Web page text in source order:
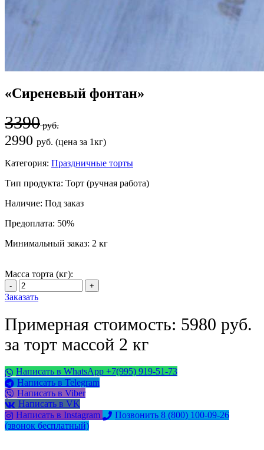
«Сиреневый фонтан»
3390руб.
2990 руб. (цена за 1кг)
Категория: Праздничные торты
Тип продукта: Торт (ручная работа)
Наличие: Под заказ
Предоплата: 50%
Минимальный заказ: 2 кг
Масса торта (кг):
Заказать
Примерная стоимость: 5980 руб.
за торт массой 2 кг
Написать в WhatsApp +7(995) 919-51-73
Написать в Telegram
Написать в Viber
Написать в VK
Написать в Instagram
Позвонить 8 (800) 100-09-26
(звонок бесплатный)